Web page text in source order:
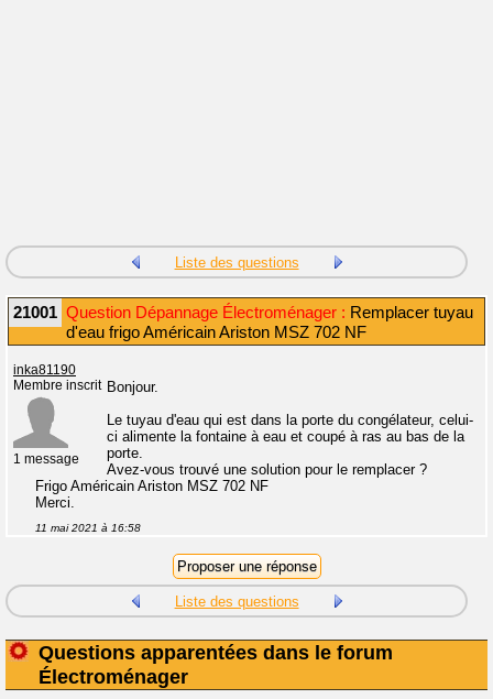
Liste des questions
21001 Question Dépannage Électroménager : Remplacer tuyau
d'eau frigo Américain Ariston MSZ 702 NF
inka81190
Membre inscrit
1 message
Bonjour.
Le tuyau d'eau qui est dans la porte du congélateur, celui-
ci alimente la fontaine à eau et coupé à ras au bas de la
porte.
Avez-vous trouvé une solution pour le remplacer ?
Frigo Américain Ariston MSZ 702 NF
Merci.
11 mai 2021 à 16:58
Liste des questions
Questions apparentées dans le forum
Électroménager